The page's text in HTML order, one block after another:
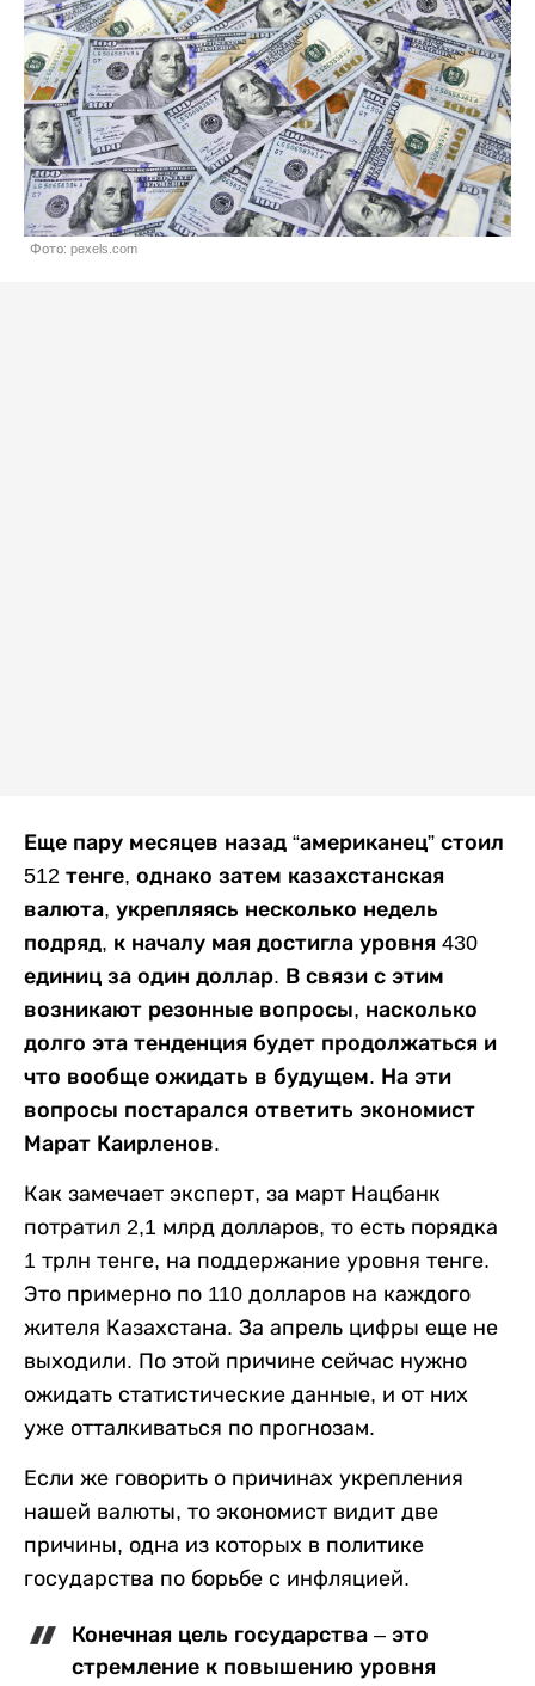
Фото: pexels.com
Еще пару месяцев назад “американец” стоил
512 тенге, однако затем казахстанская
валюта, укрепляясь несколько недель
подряд, к началу мая достигла уровня 430
единиц за один доллар. В связи с этим
возникают резонные вопросы, насколько
долго эта тенденция будет продолжаться и
что вообще ожидать в будущем. На эти
вопросы постарался ответить экономист
Марат Каирленов.
Как замечает эксперт, за март Нацбанк
потратил 2,1 млрд долларов, то есть порядка
1 трлн тенге, на поддержание уровня тенге.
Это примерно по 110 долларов на каждого
жителя Казахстана. За апрель цифры еще не
выходили. По этой причине сейчас нужно
ожидать статистические данные, и от них
уже отталкиваться по прогнозам.
Если же говорить о причинах укрепления
нашей валюты, то экономист видит две
причины, одна из которых в политике
государства по борьбе с инфляцией.
Конечная цель государства – это
стремление к повышению уровня